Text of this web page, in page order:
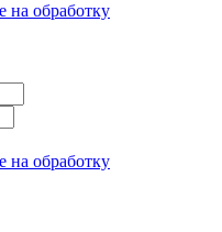
на обработку
на обработку